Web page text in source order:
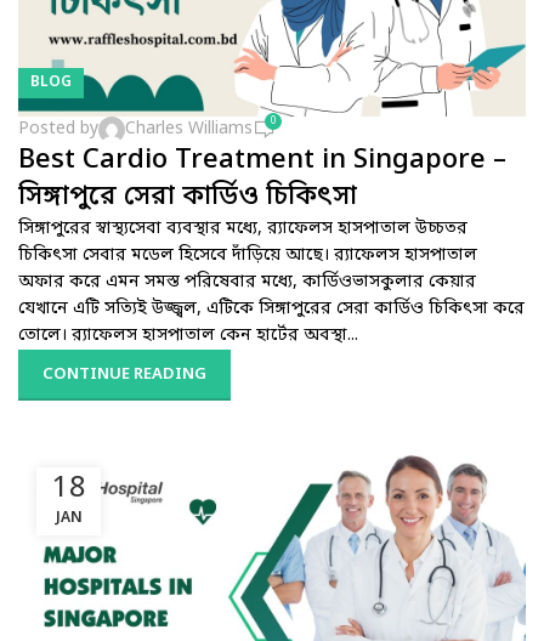
BLOG
Posted by Charles Williams 0
Best Cardio Treatment in Singapore –
সিঙ্গাপুরে সেরা কার্ডিও চিকিৎসা
সিঙ্গাপুরের স্বাস্থ্যসেবা ব্যবস্থার মধ্যে, র‍্যাফেলস হাসপাতাল উচ্চতর
চিকিৎসা সেবার মডেল হিসেবে দাঁড়িয়ে আছে। র‍্যাফেলস হাসপাতাল
অফার করে এমন সমস্ত পরিষেবার মধ্যে, কার্ডিওভাসকুলার কেয়ার
যেখানে এটি সত্যিই উজ্জ্বল, এটিকে সিঙ্গাপুরের সেরা কার্ডিও চিকিৎসা করে
তোলে। র‍্যাফেলস হাসপাতাল কেন হার্টের অবস্থা...
CONTINUE READING
18
JAN